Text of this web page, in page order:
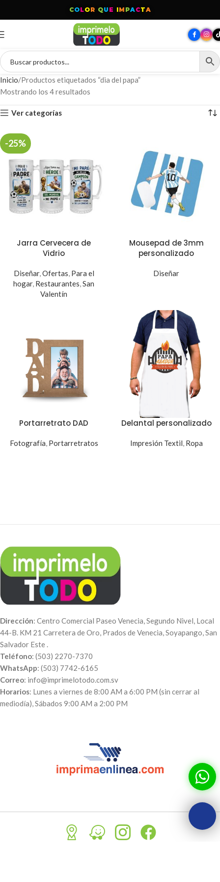
COLOR QU E IM PACTA
Inicio Productos etiquetados “dia del papa”
Mostrando los 4 resultados
Ver categorías
-25%
Jarra Cervecera de
Vidrio
Diseñar,Ofertas, Para el
hogar, Restaurantes,San
Valentín
Mousepad de 3mm
personalizado
Diseñar
Portarretrato DAD
Fotografía, Portarretratos
Delantal personalizado
Impresión Textil, Ropa
Dirección: Centro Comercial Paseo Venecia, Segundo Nivel, Local
44-B. KM 21 Carretera de Oro, Prados de Venecia, Soyapango, San
Salvador Este .
Teléfono: (503) 2270-7370
WhatsApp: (503) 7742-6165
Correo: info@imprimelotodo.com.sv
Horarios: Lunes a viernes de 8:00 AM a 6:00 PM (sin cerrar al
mediodía), Sábados 9:00 AM a 2:00 PM